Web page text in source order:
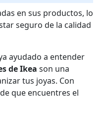
en sus productos, lo
seguro de la calidad
ayudado a entender
de Ikea son una
tus joyas. Con
que encuentres el